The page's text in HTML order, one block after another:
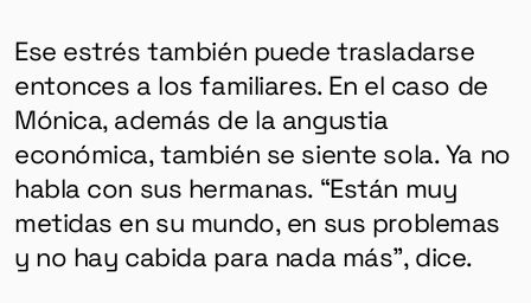
Ese estrés también puede trasladarse
entonces a los familiares. En el caso de
Mónica, además de la angustia
económica, también se siente sola. Ya no
habla con sus hermanas. “Están muy
metidas en su mundo, en sus problemas
y no hay cabida para nada más”, dice.